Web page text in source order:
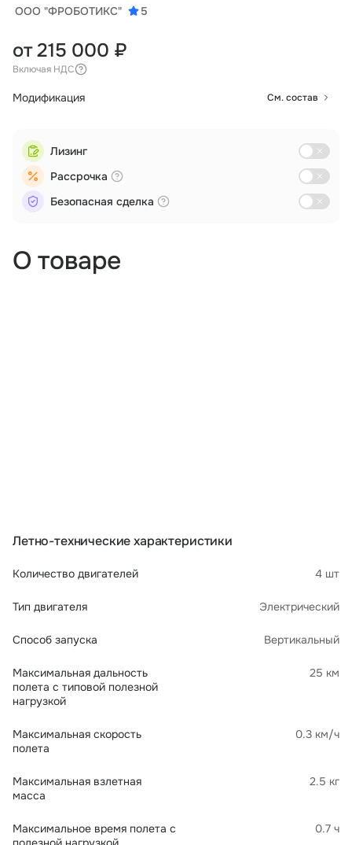
О товаре
Летно-технические характеристики
Количество двигателей 4 шт
Тип двигателя Электрический
Способ запуска Вертикальный
Максимальная дальность
полета с типовой полезной
нагрузкой
25 км
Максимальная скорость
полета
0.3 км/ч
Максимальная взлетная
масса
2.5 кг
Максимальное время полета с
0.7 ч
ООО "ФРОБОТИКС" 5
от 215 000 ₽
Включая НДС
Модификация См. состав
Лизинг
Рассрочка
Безопасная сделка